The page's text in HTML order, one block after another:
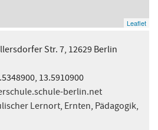
Leaflet
Str. 7, 12629 Berlin
13.5910900
berlin.net
Lernort, Ernten, Pädagogik,